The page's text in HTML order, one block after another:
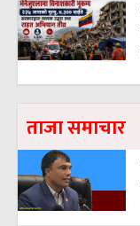
ताजा समाचार